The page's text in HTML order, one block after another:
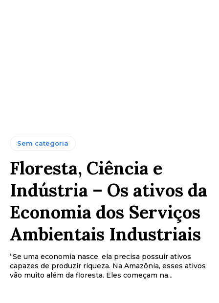
Sem categoria
Floresta, Ciência e
Indústria – Os ativos da
Economia dos Serviços
Ambientais Industriais
“Se uma economia nasce, ela precisa possuir ativos
capazes de produzir riqueza. Na Amazônia, esses ativos
vão muito além da floresta. Eles começam na...